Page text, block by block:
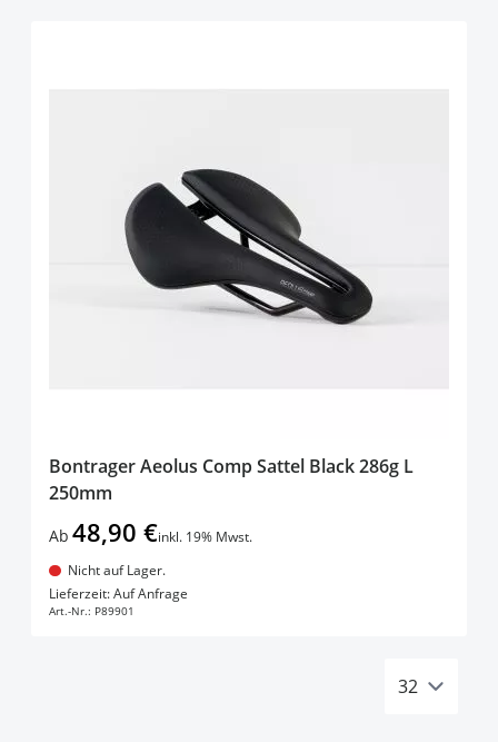
Bontrager Aeolus Comp Sattel Black 286g L
250mm
Ab 48,90 €inkl. 19% Mwst.
Nicht auf Lager.
Lieferzeit: Auf Anfrage
Art.-Nr.: P89901
In den Warenkorb